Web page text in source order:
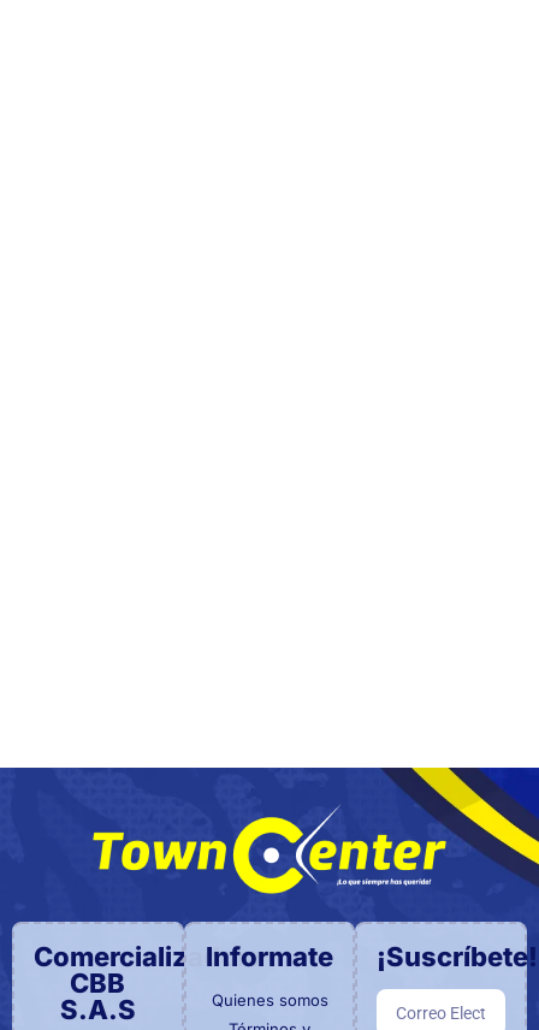
Comercializadora
CBB
S.A.S
Informate
Quienes somos
¡Suscríbete!